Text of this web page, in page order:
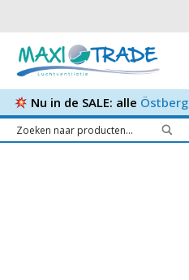
Nu in de SALE: alle